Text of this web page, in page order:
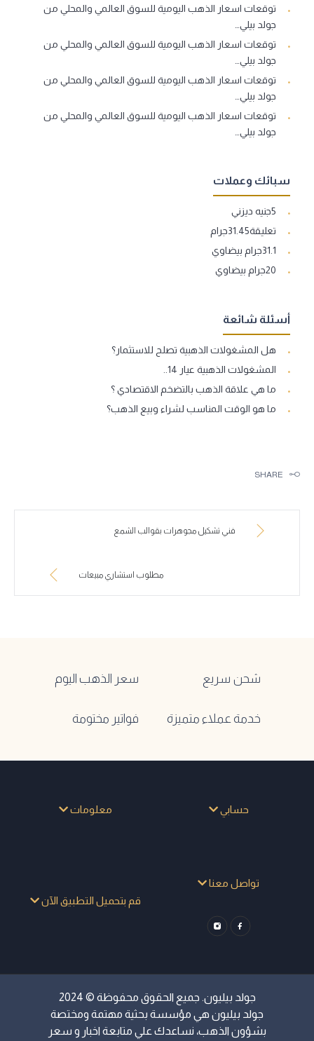
توقعات اسعار الذهب اليومية للسوق العالمي والمحلي من
جولد بيلي…
توقعات اسعار الذهب اليومية للسوق العالمي والمحلي من
جولد بيلي…
توقعات اسعار الذهب اليومية للسوق العالمي والمحلي من
جولد بيلي…
توقعات اسعار الذهب اليومية للسوق العالمي والمحلي من
جولد بيلي…
سبائك وعملات
5جنيه ديزني
تعليقة31.45جرام
31.1جرام بيضاوي
20جرام بيضاوي
أسئلة شائعة
هل المشغولات الذهبية تصلح للاستثمار؟
المشغولات الذهبية عيار 14..
ما هي علاقة الذهب بالتضخم الاقتصادي ؟
ما هو الوقت المناسب لشراء وبيع الذهب؟
SHARE
فني تشكيل مجوهرات بقوالب الشمع
مطلوب استشاري مبيعات
شحن سريع سعر الذهب اليوم
خدمة عملاء متميزة فواتير مختومة
حسابي معلومات
تواصل معنا
قم بتحميل التطبيق الآن
جولد بيليون. جميع الحقوق محفوظة © 2024
جولد بيليون هي مؤسسة بحثية مهتمة ومختصة
بشؤون الذهب، نساعدك علي متابعة اخبار و سعر